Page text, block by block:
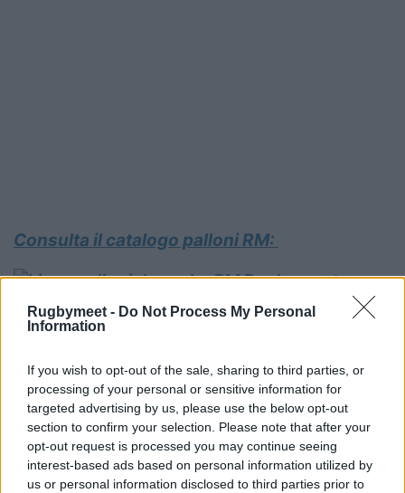
Rugbymeet - Do Not Process My Personal
Information
If you wish to opt-out of the sale, sharing to third parties, or
processing of your personal or sensitive information for
targeted advertising by us, please use the below opt-out
section to confirm your selection. Please note that after your
opt-out request is processed you may continue seeing
interest-based ads based on personal information utilized by
us or personal information disclosed to third parties prior to
Consulta il catalogo palloni RM: